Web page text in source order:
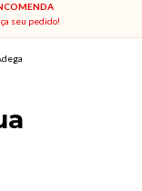
seu pedido!